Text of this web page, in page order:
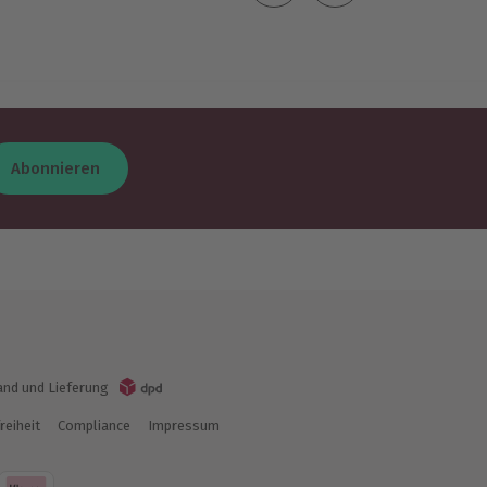
Abonnieren
und Lieferung
Compliance Impressum